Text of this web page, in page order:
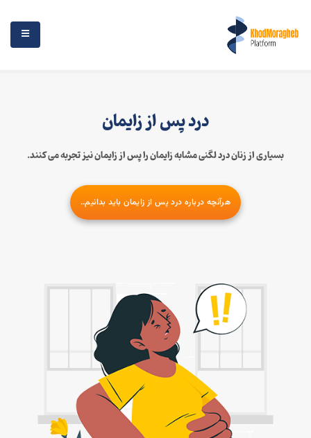
درد پس از زایمان
بسیاری از زنان درد لگنی مشابه زایمان را پس از زایمان نیز تجربه می کنند.
هرآنچه درباره درد پس از زایمان باید بدانیم..